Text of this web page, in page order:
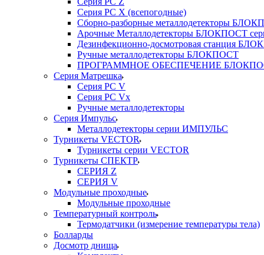
Серия РС X (всепогодные)
Сборно-разборные металлодетекторы
Арочные Металлодетекторы БЛОКПОСТ
Дезинфекционно-досмотровая станция
Ручные металлодетекторы БЛОКПОСТ
ПРОГРАММНОЕ ОБЕСПЕЧЕНИЕ
Серия Матрешка
Серия PC V
Серия PC Vx
Ручные металлодетекторы
Серия Импульс
Металлодетекторы серии ИМПУЛЬС
Турникеты VECTOR
Турникеты серии VECTOR
Турникеты СПЕКТР
СЕРИЯ Z
СЕРИЯ V
Модульные проходные
Модульные проходные
Температурный контроль
Термодатчики (измерение температуры тела)
Болларды
Досмотр днища